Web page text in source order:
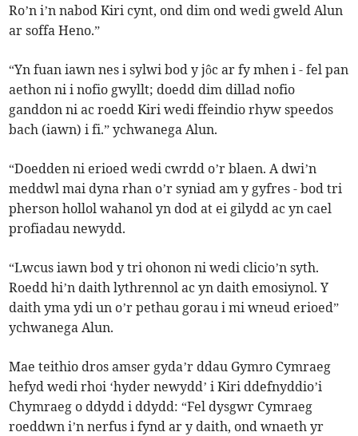
Ro’n i’n nabod Kiri cynt, ond dim ond wedi gweld Alun
ar soffa Heno.”
“Yn fuan iawn nes i sylwi bod y jôc ar fy mhen i - fel pan
aethon ni i nofio gwyllt; doedd dim dillad nofio
ganddon ni ac roedd Kiri wedi ffeindio rhyw speedos
bach (iawn) i fi.” ychwanega Alun.
“Doedden ni erioed wedi cwrdd o’r blaen. A dwi’n
meddwl mai dyna rhan o’r syniad am y gyfres - bod tri
pherson hollol wahanol yn dod at ei gilydd ac yn cael
profiadau newydd.
“Lwcus iawn bod y tri ohonon ni wedi clicio’n syth.
Roedd hi’n daith lythrennol ac yn daith emosiynol. Y
daith yma ydi un o’r pethau gorau i mi wneud erioed”
ychwanega Alun.
Mae teithio dros amser gyda’r ddau Gymro Cymraeg
hefyd wedi rhoi ‘hyder newydd’ i Kiri ddefnyddio’i
Chymraeg o ddydd i ddydd: “Fel dysgwr Cymraeg
roeddwn i’n nerfus i fynd ar y daith, ond wnaeth yr